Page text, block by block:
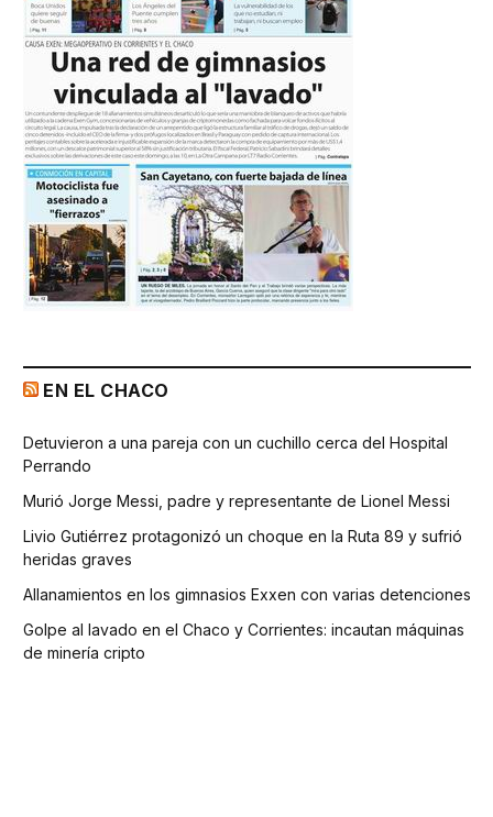
EN EL CHACO
Detuvieron a una pareja con un cuchillo cerca del Hospital
Perrando
Murió Jorge Messi, padre y representante de Lionel Messi
Livio Gutiérrez protagonizó un choque en la Ruta 89 y sufrió
heridas graves
Allanamientos en los gimnasios Exxen con varias detenciones
Golpe al lavado en el Chaco y Corrientes: incautan máquinas
de minería cripto